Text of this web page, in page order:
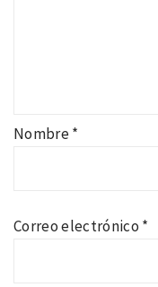
Nombre*
Correo electrónico *